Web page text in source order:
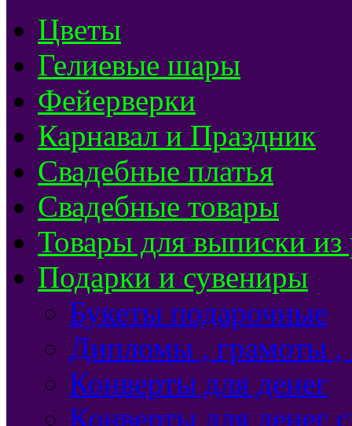
Цветы
Гелиевые шары
Фейерверки
Карнавал и Праздник
Свадебные платья
Свадебные товары
Товары для выписки из
Подарки и сувениры
Букеты подарочные
Дипломы , грамоты ,
Конверты для денег
Конверты для денег